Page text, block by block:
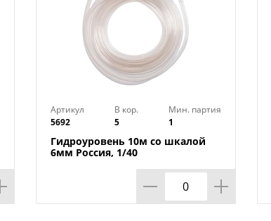
Артикул
5692
В кор.
5
Мин. партия
1
Гидроуровень 10м со шкалой
6мм Россия, 1/40